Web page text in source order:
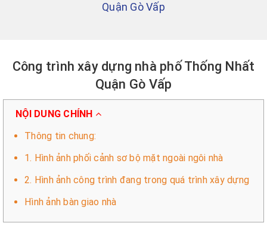
Quận Gò Vấp
Công trình xây dựng nhà phố Thống Nhất
Quận Gò Vấp
NỘI DUNG CHÍNH
Thông tin chung:
1. Hình ảnh phối cảnh sơ bộ mặt ngoài ngôi nhà
2. Hình ảnh công trình đang trong quá trình xây dựng
Hình ảnh bàn giao nhà